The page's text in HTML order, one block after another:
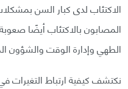
الاكتئاب لدى كبار السن
المصابون بالاكتئاب أيضًا
الطهي وإدارة الوقت والشؤون
نكتشف كيفية ارتباط التغيرات